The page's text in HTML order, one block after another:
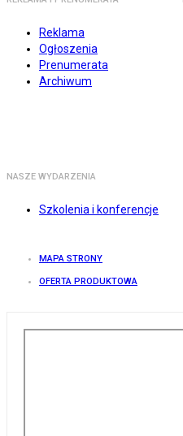
Reklama
Ogłoszenia
Prenumerata
Archiwum
NASZE WYDARZENIA
Szkolenia i konferencje
MAPA STRONY
OFERTA PRODUKTOWA